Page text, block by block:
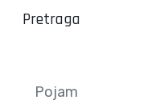
Pretraga